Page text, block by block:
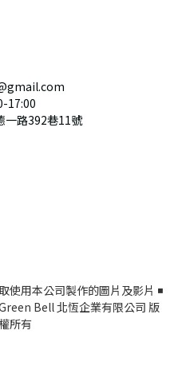
17:00
一路392巷11號
使用本公司製作的圖片及影片 ◾
Bell 北恆企業有限公司 版
權所有